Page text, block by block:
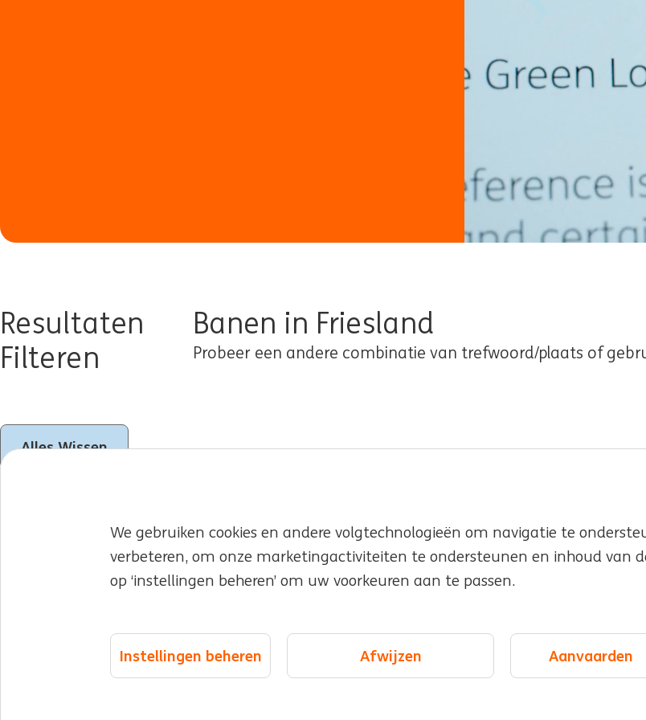
Resultaten
Filteren
Alles Wissen
Banen in Friesland
Probeer een andere combinatie van trefwoord/plaats of
Werken bij ING
Expertise & teams
Early careers
Diversiteit en inclusie
Locaties
Evenementen
Privacyverklaring Cookieverklaring Cookie management
We gebruiken cookies en andere volgtechnologieën om navigatie te
verbeteren, om onze marketingactiviteiten te ondersteunen en inhoud van
op ‘instellingen beheren’ om uw voorkeuren aan te passen.
Aanvaarden
Afwijzen
Instellingen beheren